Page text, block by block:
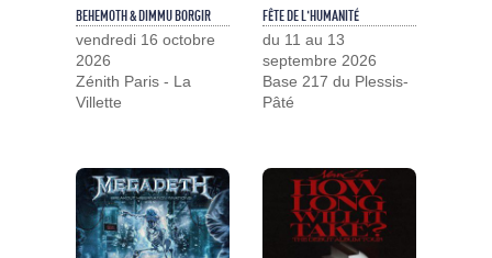
BEHEMOTH & DIMMU BORGIR
vendredi 16 octobre
2026
Zénith Paris - La
Villette
FÊTE DE L'HUMANITÉ
du 11 au 13
septembre 2026
Base 217 du Plessis-
Pâté